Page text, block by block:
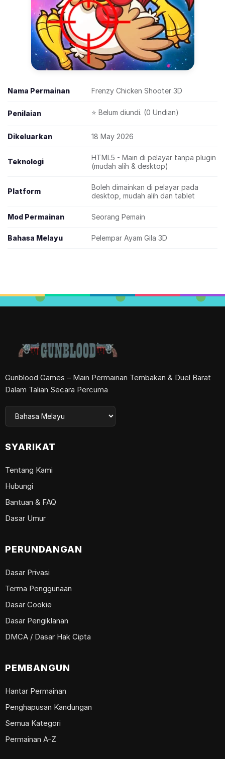
Nama Permainan Frenzy Chicken Shooter 3D
Penilaian ⭐ Belum diundi. (0 Undian)
Dikeluarkan 18 May 2026
Teknologi
HTML5 - Main di pelayar tanpa plugin
(mudah alih & desktop)
Platform
Boleh dimainkan di pelayar pada
desktop, mudah alih dan tablet
Mod Permainan Seorang Pemain
Bahasa Melayu Pelempar Ayam Gila 3D
Gunblood Games – Main Permainan Tembakan & Duel Barat
Dalam Talian Secara Percuma
SYARIKAT
Tentang Kami
Hubungi
Bantuan & FAQ
Dasar Umur
PERUNDANGAN
Dasar Privasi
Terma Penggunaan
Dasar Cookie
Dasar Pengiklanan
DMCA / Dasar Hak Cipta
PEMBANGUN
Hantar Permainan
Penghapusan Kandungan
Semua Kategori
Permainan A-Z